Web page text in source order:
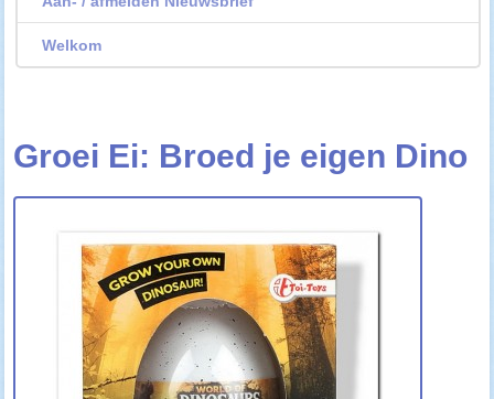
Welkom
Groei Ei: Broed je eigen Dino